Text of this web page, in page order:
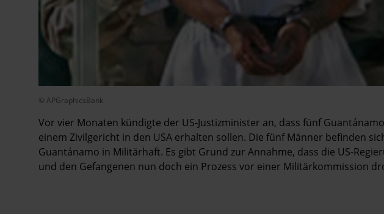
© APGraphicsBank
Vor vier Monaten kündigte der US-Justizminister an, dass fünf
einem Zivilgericht in den USA erhalten sollen. Die fünf Männer befinden
Guantánamo in Militärhaft. Es gibt Grund zur Annahme, dass die US-
und den Gefangenen nun doch ein Prozess vor einer Militärkommission